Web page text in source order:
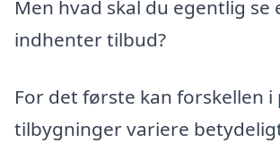
Men hvad skal du egentlig se
indhenter tilbud?
For det første kan forskellen i
tilbygninger variere